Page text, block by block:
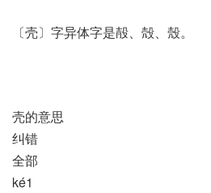
〔壳〕字异体字是㱿、殻、殼。
壳的意思
纠错
全部
ké1